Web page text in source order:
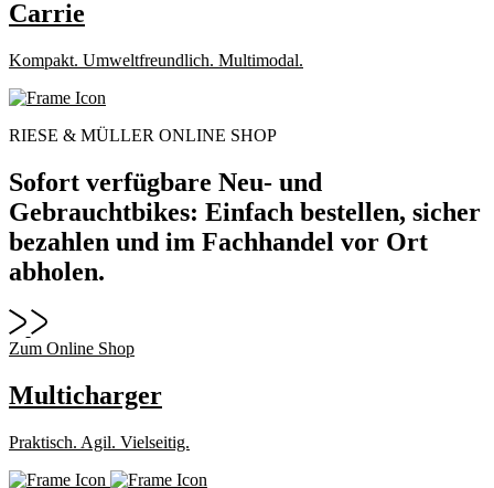
Carrie
Kompakt. Umweltfreundlich. Multimodal.
RIESE & MÜLLER ONLINE SHOP
Sofort verfügbare Neu- und
Gebrauchtbikes: Einfach bestellen, sicher
bezahlen und im Fachhandel vor Ort
abholen.
Zum Online Shop
Multicharger
Praktisch. Agil. Vielseitig.